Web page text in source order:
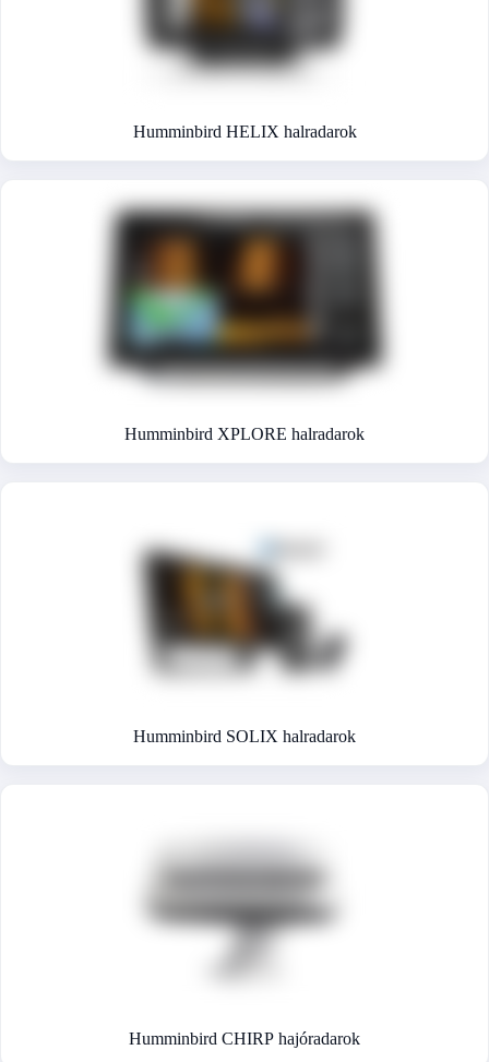
Humminbird HELIX halradarok
Humminbird XPLORE halradarok
Humminbird SOLIX halradarok
Humminbird CHIRP hajóradarok